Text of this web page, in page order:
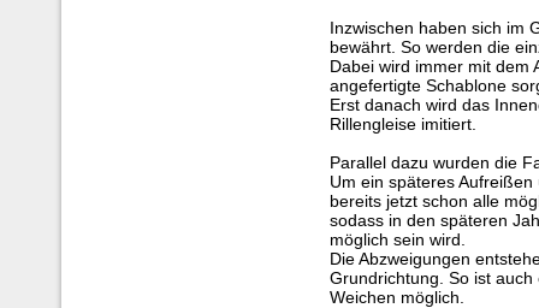
Inzwischen haben sich im
bewährt. So werden die
Dabei wird immer mit dem
angefertigte Schablone
Erst danach wird das
Rillengleise imitiert.
Parallel dazu wurden die
Um ein späteres
bereits jetzt schon alle
sodass in den späteren
möglich sein wird.
Die Abzweigungen
Grundrichtung. So ist
Weichen möglich.